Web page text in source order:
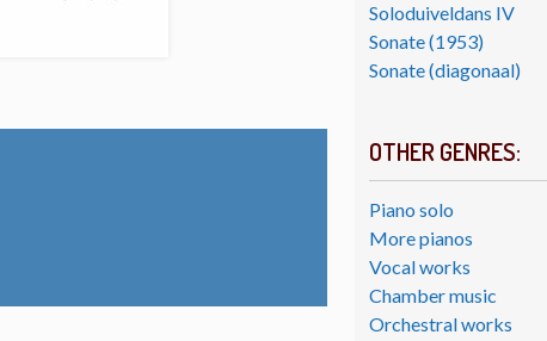
Soloduiveldans IV
Sonate (1953)
Sonate (diagonaal)
OTHER GENRES:
Piano solo
More pianos
Vocal works
Chamber music
Orchestral works